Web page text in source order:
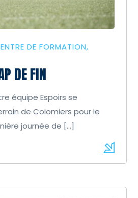
DE FORMATION
DE FIN
équipe Espoirs se
de Colomiers pour le
journée de […]